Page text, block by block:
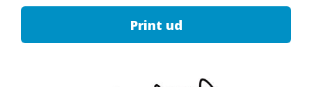
Print ud